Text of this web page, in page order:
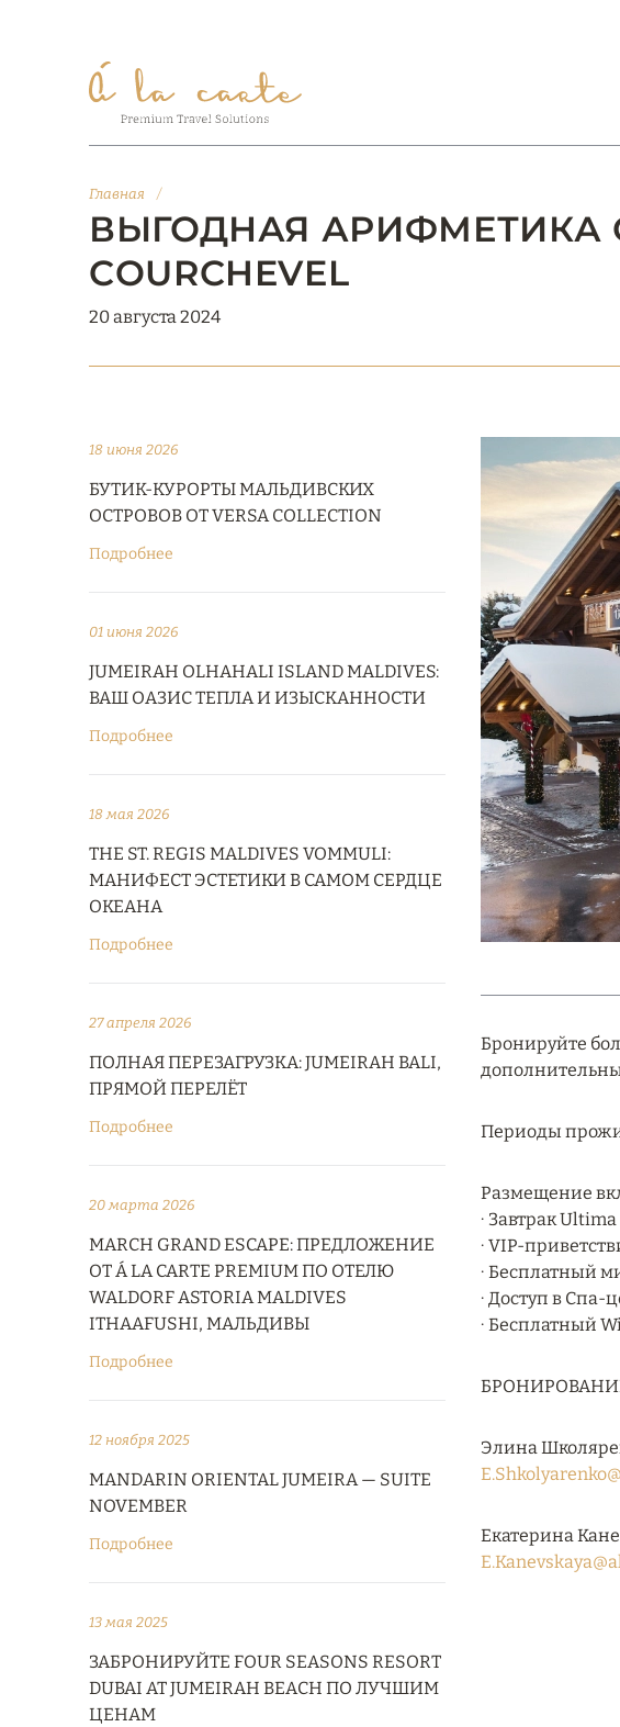
Главная /
ВЫГОДНАЯ АРИФМЕТИКА
COURCHEVEL
20 августа 2024
18 июня 2026
БУТИК-КУРОРТЫ МАЛЬДИВСКИХ
ОСТРОВОВ ОТ VERSA COLLECTION
Подробнее
01 июня 2026
JUMEIRAH OLHAHALI ISLAND MALDIVES:
ВАШ ОАЗИС ТЕПЛА И ИЗЫСКАННОСТИ
Подробнее
18 мая 2026
THE ST. REGIS MALDIVES VOMMULI:
МАНИФЕСТ ЭСТЕТИКИ В САМОМ СЕРДЦЕ
ОКЕАНА
Подробнее
27 апреля 2026
ПОЛНАЯ ПЕРЕЗАГРУЗКА: JUMEIRAH BALI,
ПРЯМОЙ ПЕРЕЛЁТ
Подробнее
20 марта 2026
MARCH GRAND ESCAPE: ПРЕДЛОЖЕНИЕ
ОТ Á LA CARTE PREMIUM ПО ОТЕЛЮ
WALDORF ASTORIA MALDIVES
ITHAAFUSHI, МАЛЬДИВЫ
Подробнее
12 ноября 2025
MANDARIN ORIENTAL JUMEIRA — SUITE
NOVEMBER
Подробнее
13 мая 2025
ЗАБРОНИРУЙТЕ FOUR SEASONS RESORT
DUBAI AT JUMEIRAH BEACH ПО ЛУЧШИМ
ЦЕНАМ
Бронируйте
Периоды
Размещение
∙ Завтрак Ultima
∙ VIP-
∙ Бесплатный
∙ Доступ в Спа-
∙ Бесплатный
Элина
Екатерина